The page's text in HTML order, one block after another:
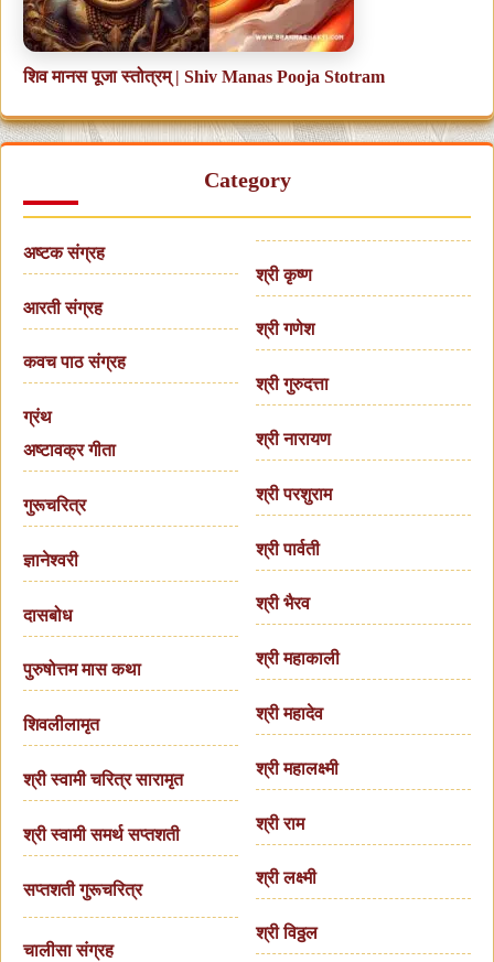
शिव मानस पूजा स्तोत्रम् | Shiv Manas Pooja Stotram
Category
अष्टक संग्रह
आरती संग्रह
कवच पाठ संग्रह
ग्रंथ
अष्टावक्र गीता
गुरूचरित्र
ज्ञानेश्वरी
दासबोध
पुरुषोत्तम मास कथा
शिवलीलामृत
श्री स्वामी चरित्र सारामृत
श्री स्वामी समर्थ सप्तशती
सप्तशती गुरूचरित्र
चालीसा संग्रह
श्री कृष्ण
श्री गणेश
श्री गुरुदत्ता
श्री नारायण
श्री परशुराम
श्री पार्वती
श्री भैरव
श्री महाकाली
श्री महादेव
श्री महालक्ष्मी
श्री राम
श्री लक्ष्मी
श्री विठ्ठल